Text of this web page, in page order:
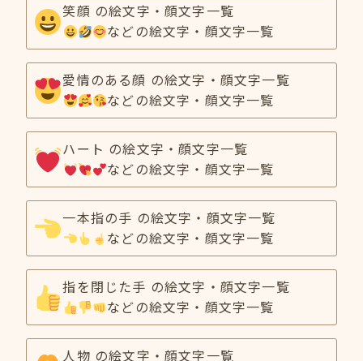
笑顔 の絵文字・顔文字一覧
などの絵文字・顔文字一覧
愛情のある顔 の絵文字・顔文字一覧
などの絵文字・顔文字一覧
ハート の絵文字・顔文字一覧
などの絵文字・顔文字一覧
一本指の手 の絵文字・顔文字一覧
などの絵文字・顔文字一覧
指を閉じた手 の絵文字・顔文字一覧
などの絵文字・顔文字一覧
人物 の絵文字・顔文字一覧